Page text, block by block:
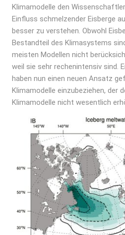
Klimamodelle den
Einfluss schmelzender Eisberge
besser zu verstehen. Obwohl
Bestandteil des Klimasystems
meisten Modellen nicht
weil sie sehr rechenintensiv sind.
haben nun einen neuen Ansatz
Klimamodelle einzubeziehen, der
Klimamodelle nicht wesentlich